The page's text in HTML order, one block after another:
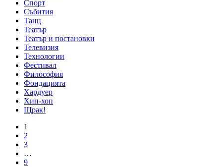
Спорт
Събития
Танц
Театър
Театър и постановки
Телевизия
Технологии
Фестивал
Философия
Фондацията
Хардуер
Хип-хоп
Щрак!
1
2
3
…
9